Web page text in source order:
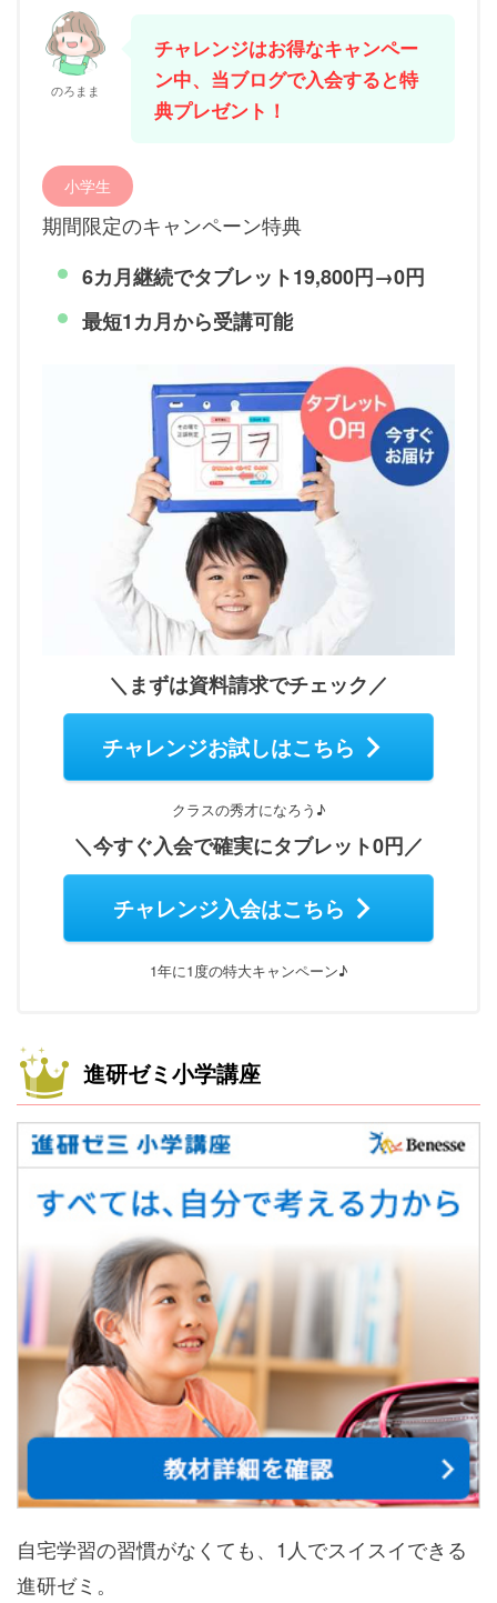
のろまま
チャレンジはお得なキャンペー
ン中、当ブログで入会すると特
典プレゼント！
小学生
期間限定のキャンペーン特典
6カ月継続でタブレット19,800円→0円
最短1カ月から受講可能
＼まずは資料請求でチェック／
チャレンジお試しはこちら
クラスの秀才になろう♪
＼今すぐ入会で確実にタブレット0円／
チャレンジ入会はこちら
1年に1度の特大キャンペーン♪
進研ゼミ小学講座
自宅学習の習慣がなくても、1人でスイスイできる
進研ゼミ。